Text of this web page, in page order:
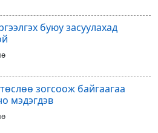
буюу засуулахад
зогсоож байгаагаа
мэдэгдэв